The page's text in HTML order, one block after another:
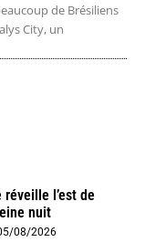
de Brésiliens
City, un
réveille l’est de
nuit
08/2026